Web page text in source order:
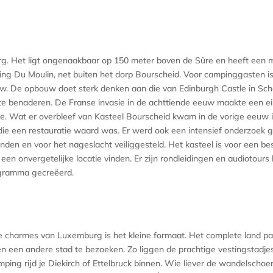
Het ligt ongenaakbaar op 150 meter boven de Sûre en heeft
Du Moulin, net buiten het dorp Bourscheid. Voor campinggasten
De opbouw doet sterk denken aan die van Edinburgh Castle in
benaderen. De Franse invasie in de achttiende eeuw maakte een
Wat er overbleef van Kasteel Bourscheid kwam in de vorige
een restauratie waard was. Er werd ook een intensief onderzoek
en voor het nageslacht veiliggesteld. Het kasteel is voor een
onvergetelijke locatie vinden. Er zijn rondleidingen en
gecreëerd.
van Luxemburg is het kleine formaat. Het complete land
een andere stad te bezoeken. Zo liggen de prachtige
rijd je Diekirch of Ettelbruck binnen. Wie liever de